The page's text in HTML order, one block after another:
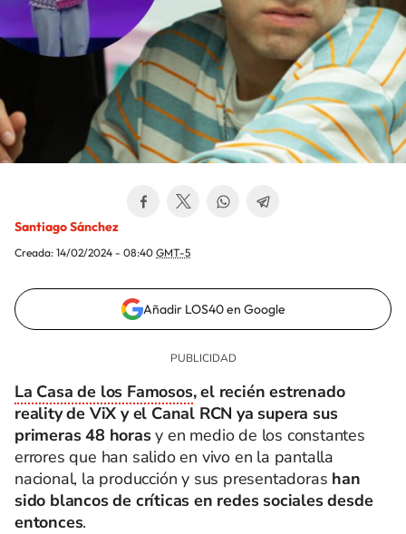
Santiago Sánchez
Creada: 14/02/2024 - 08:40 GMT-5
Añadir LOS40 en Google
La Casa de los Famosos, el recién estrenado
reality de ViX y el Canal RCN ya supera sus
primeras 48 horasy en medio de los constantes
errores que han salido en vivo en la pantalla
nacional, la producción y sus presentadoras han
sido blancos de críticas en redes sociales desde
entonces.